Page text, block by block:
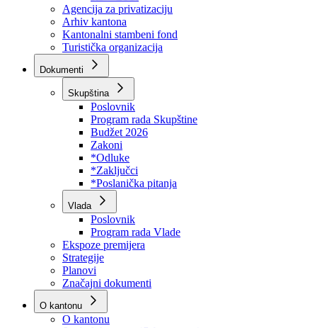
Javna preduzeća
BPK šume
RTV BPK
Agencija za privatizaciju
Arhiv kantona
Kantonalni stambeni fond
Turistička organizacija
Dokumenti
Skupština
Poslovnik
Program rada Skupštine
Budžet 2026
Zakoni
*Odluke
*Zaključci
*Poslanička pitanja
Vlada
Poslovnik
Program rada Vlade
Ekspoze premijera
Strategije
Planovi
Značajni dokumenti